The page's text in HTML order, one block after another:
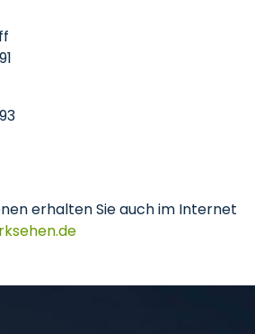
erhalten Sie auch im Internet